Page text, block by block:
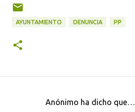
AYUNTAMIENTO DENUNCIA PP
Anónimo ha dicho que…